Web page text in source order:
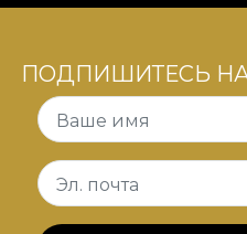
ПОДПИШИТЕСЬ
Ваше имя
Эл. почта